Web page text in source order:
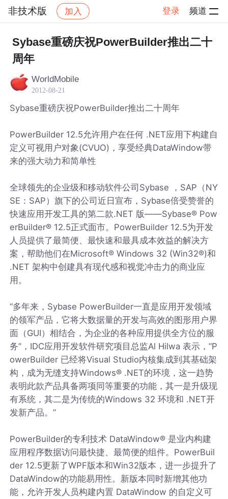
非技术版 加入 登录 频道
社区 非技术版 帖子详情
Sybase重磅庆祝PowerBuilder推出二十
周年
WorldMobile
2012-08-21
Sybase重磅庆祝PowerBuilder推出二十周年
PowerBuilder 12.5允许用户在任何 .NET应用下构建自
定义可视用户对象(CVUO)，享受经典DataWindow带
来的强大动力和简单性
全球领先的企业级和移动软件公司Sybase ，SAP（NY
SE：SAP）旗下的公司近日宣布，Sybase倍受赞誉的
快速应用开发工具的第二款.NET 版——Sybase® Pow
erBuilder® 12.5正式面市。PowerBuilder 12.5为开发
人员提供了最简便、最快速和最具成本效益的解决方
案，帮助他们在Microsoft® Windows 32 (Win32®)和
.NET 架构中创建具有现代感和视觉冲击力的商业应
用。
“多年来，Sybase PowerBuilder一直是应用开发领域
的领军产品，它将大数据量的开发与高效的图形用户界
面（GUI）相结合，为企业的各种应用提供全方位的服
务”，IDC应用开发软件研究项目总监Al Hilwa 表示，“P
owerBuilder 已经将Visual Studio内核集成到其基础架
构，成为无缝支持Windows® .NET的环境，这一趋势
表明此款产品具备两项同等重要的功能，其一是升级现
有系统，其二是为传统的Windows 32 环境和 .NET开
发新产品。”
PowerBuilder的专利技术 DataWindow® 是业内构建
应用程序数据访问最快捷、最简便的组件。PowerBuil
der 12.5更新了WPF版本和Win32版本，进一步提升了
DataWindow的功能易用性。新版本同时新增其他功
能，允许开发人员构建内置 DataWindow 的自定义可